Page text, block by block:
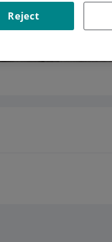
Reject